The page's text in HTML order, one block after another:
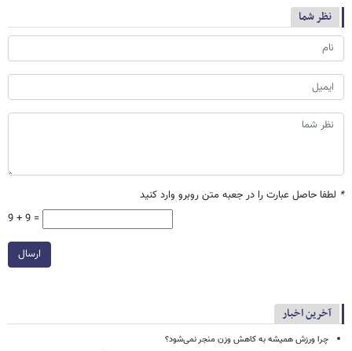
نظر شما
* لطفا حاصل عبارت را در جعبه متن روبرو وارد کنید
9 + 9 =
ارسال
آخرین اخبار
چرا ورزش همیشه به کاهش وزن منجر نمی‌شود؟